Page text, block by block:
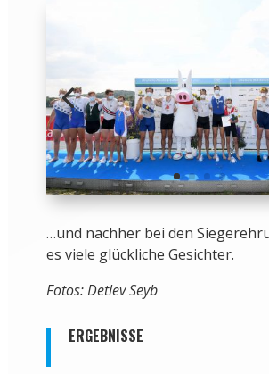
…und nachher bei den
es viele glückliche Gesichter.
Fotos: Detlev Seyb
ERGEBNISSE